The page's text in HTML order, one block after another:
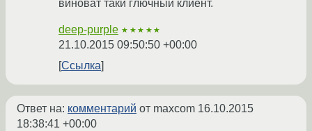
виноват таки глючный клиент.
deep-purple ★★★★★
21.10.2015 09:50:50 +00:00
Ссылка
Ответ на: комментарий от maxcom 16.10.2015
18:38:41 +00:00